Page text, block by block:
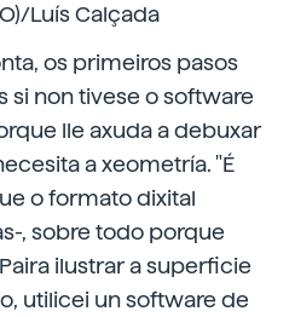
Luís Calçada
os primeiros pasos
si non tivese o software
lle axuda a debuxar
a xeometría. "É
o formato dixital
, sobre todo porque
ilustrar a superficie
utilicei un software de